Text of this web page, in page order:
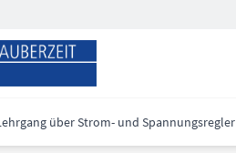
über Strom- und Spannungsregler